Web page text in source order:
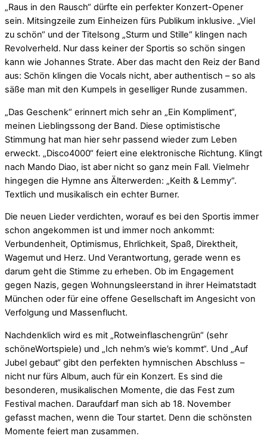
„Raus in den Rausch“ dürfte ein perfekter Konzert-Opener
sein. Mitsingzeile zum Einheizen fürs Publikum inklusive. „Viel
zu schön“ und der Titelsong „Sturm und Stille“ klingen nach
Revolverheld. Nur dass keiner der Sportis so schön singen
kann wie Johannes Strate. Aber das macht den Reiz der Band
aus: Schön klingen die Vocals nicht, aber authentisch – so als
säße man mit den Kumpels in geselliger Runde zusammen.
„Das Geschenk“ erinnert mich sehr an „Ein Kompliment“,
meinen Lieblingssong der Band. Diese optimistische
Stimmung hat man hier sehr passend wieder zum Leben
erweckt. „Disco4000“ feiert eine elektronische Richtung. Klingt
nach Mando Diao, ist aber nicht so ganz mein Fall. Vielmehr
hingegen die Hymne ans Älterwerden: „Keith & Lemmy“.
Textlich und musikalisch ein echter Burner.
Die neuen Lieder verdichten, worauf es bei den Sportis immer
schon angekommen ist und immer noch ankommt:
Verbundenheit, Optimismus, Ehrlichkeit, Spaß, Direktheit,
Wagemut und Herz. Und Verantwortung, gerade wenn es
darum geht die Stimme zu erheben. Ob im Engagement
gegen Nazis, gegen Wohnungsleerstand in ihrer Heimatstadt
München oder für eine offene Gesellschaft im Angesicht von
Verfolgung und Massenflucht.
Nachdenklich wird es mit „Rotweinflaschengrün“ (sehr
schöneWortspiele) und „Ich nehm’s wie’s kommt“. Und „Auf
Jubel gebaut“ gibt den perfekten hymnischen Abschluss –
nicht nur fürs Album, auch für ein Konzert. Es sind die
besonderen, musikalischen Momente, die das Fest zum
Festival machen. Daraufdarf man sich ab 18. November
gefasst machen, wenn die Tour startet. Denn die schönsten
Momente feiert man zusammen.